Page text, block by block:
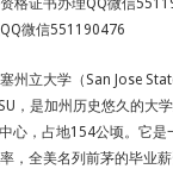
格证书办理QQ微信
微信551190476
州立大学（San Jose
，是加州历史悠久的大
中心，占地154公顷。它
，全美名列前茅的毕业